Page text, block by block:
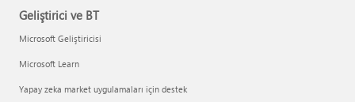
Geliştirici ve BT
Microsoft Geliştiricisi
Microsoft Learn
Yapay zeka market uygulamaları için destek